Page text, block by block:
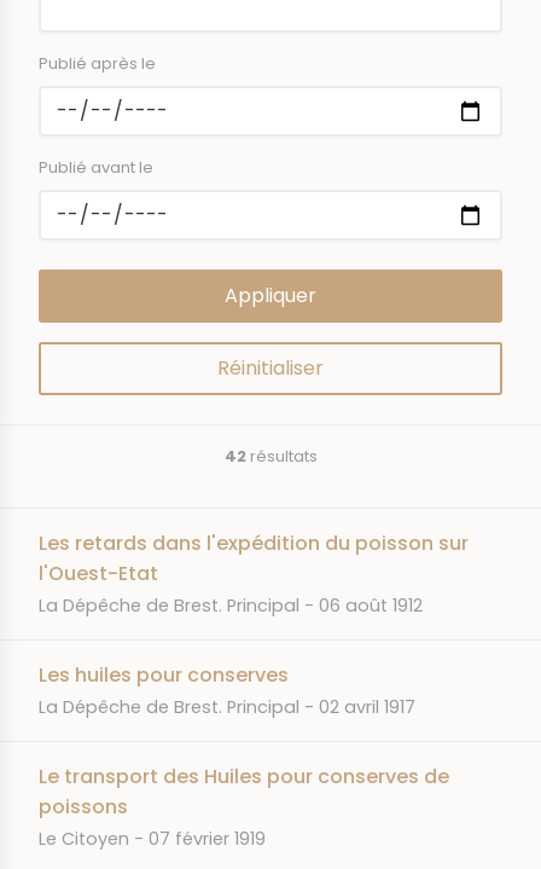
Publié après le
Publié avant le
42résultats
Les retards dans l'expédition du poisson sur
l'Ouest-Etat
JOURNAL
La Dépêche de Brest. Principal DATE
06 août 1912
Les huiles pour conserves
JOURNAL
La Dépêche de Brest. Principal DATE
02 avril 1917
Le transport des Huiles pour conserves de
poissons
JOURNAL
Le Citoyen DATE
07 février 1919